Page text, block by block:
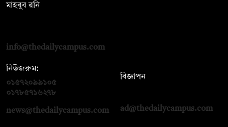
মাহবুব রনি
info@thedailycampus.com
নিউজরুম:
০১৫৭২০৯৯১০৫
০১৭৮৫৭১৬২৭৮
news@thedailycampus.com
বিজ্ঞাপন
ad@thedailycampus.com